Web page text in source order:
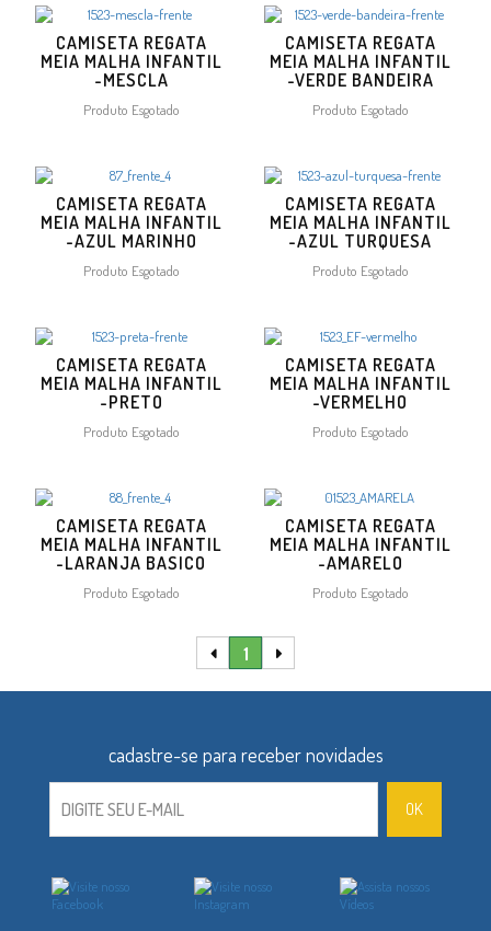
CAMISETA REGATA
MEIA MALHA INFANTIL
-MESCLA
Produto Esgotado
CAMISETA REGATA
MEIA MALHA INFANTIL
-VERDE BANDEIRA
Produto Esgotado
CAMISETA REGATA
MEIA MALHA INFANTIL
-AZUL MARINHO
Produto Esgotado
CAMISETA REGATA
MEIA MALHA INFANTIL
-AZUL TURQUESA
Produto Esgotado
CAMISETA REGATA
MEIA MALHA INFANTIL
-PRETO
Produto Esgotado
CAMISETA REGATA
MEIA MALHA INFANTIL
-VERMELHO
Produto Esgotado
CAMISETA REGATA
MEIA MALHA INFANTIL
-LARANJA BASICO
Produto Esgotado
CAMISETA REGATA
MEIA MALHA INFANTIL
-AMARELO
Produto Esgotado
1